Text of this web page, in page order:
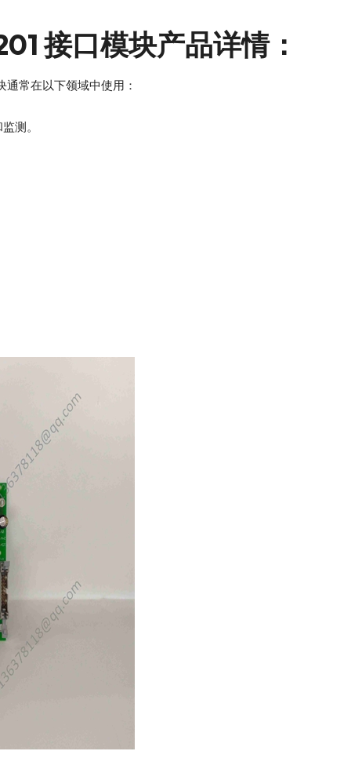
接口模块产品详情：
常在以下领域中使用：
测。